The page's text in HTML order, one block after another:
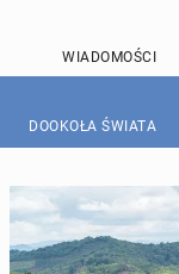
WIADOMOŚCI
DOOKOŁA ŚWIATA